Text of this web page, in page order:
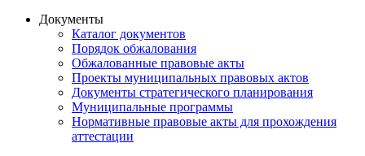
Документы
Каталог документов
Порядок обжалования
Обжалованные правовые акты
Проекты муниципальных правовых актов
Документы стратегического планирования
Муниципальные программы
Нормативные правовые акты для прохождения
аттестации